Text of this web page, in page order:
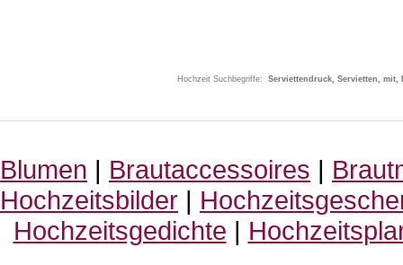
Hochzeit Suchbegriffe: Serviettendruck, Servietten,
Blumen | Brautaccessoires |
Hochzeitsbilder |
Hochzeitsgedichte |